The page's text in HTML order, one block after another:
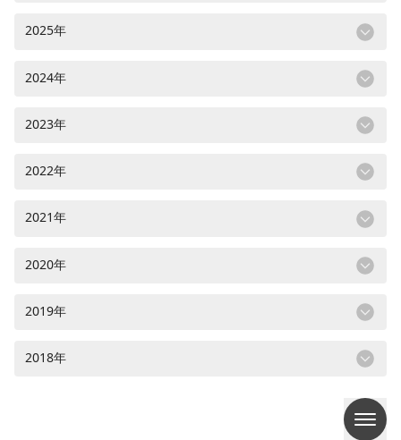
2025年
2024年
2023年
2022年
2021年
2020年
2019年
2018年